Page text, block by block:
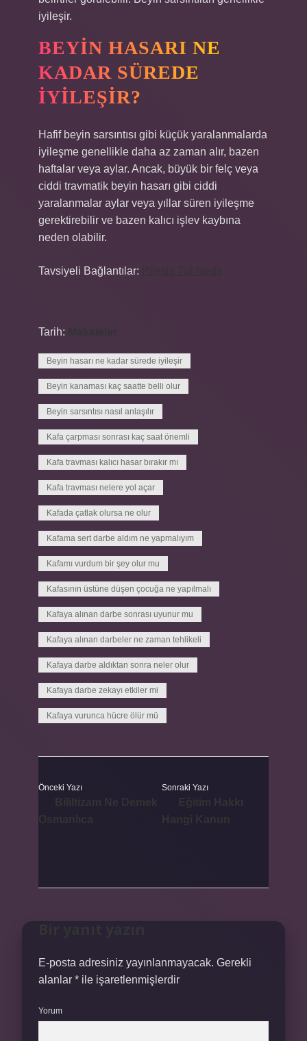
iyileşir.
BEYIN HASARI NE
KADAR SÜREDE
IYILEŞIR?
Hafif beyin sarsıntısı gibi küçük yaralanmalarda
iyileşme genellikle daha az zaman alır, bazen
haftalar veya aylar. Ancak, büyük bir felç veya
ciddi travmatik beyin hasarı gibi ciddi
yaralanmalar aylar veya yıllar süren iyileşme
gerektirebilir ve bazen kalıcı işlev kaybına
neden olabilir.
Tavsiyeli Bağlantılar:
Tarih:
Beyin hasarı ne kadar sürede iyileşir
Beyin kanaması kaç saatte belli olur
Beyin sarsıntısı nasıl anlaşılır
Kafa çarpması sonrası kaç saat önemli
Kafa travması kalıcı hasar bırakır mı
Kafa travması nelere yol açar
Kafada çatlak olursa ne olur
Kafama sert darbe aldım ne yapmalıyım
Kafamı vurdum bir şey olur mu
Kafasının üstüne düşen çocuğa ne yapılmalı
Kafaya alınan darbe sonrası uyunur mu
Kafaya alınan darbeler ne zaman tehlikeli
Kafaya darbe aldıktan sonra neler olur
Kafaya darbe zekayı etkiler mi
Kafaya vurunca hücre ölür mü
Önceki Yazı Sonraki Yazı
E-posta adresiniz yayınlanmayacak. Gerekli
alanlar * ile işaretlenmişlerdir
Yorum